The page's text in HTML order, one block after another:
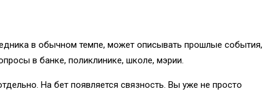
в обычном темпе, может описывать прошлые события,
в банке, поликлинике, школе, мэрии.
На бет появляется связность. Вы уже не просто